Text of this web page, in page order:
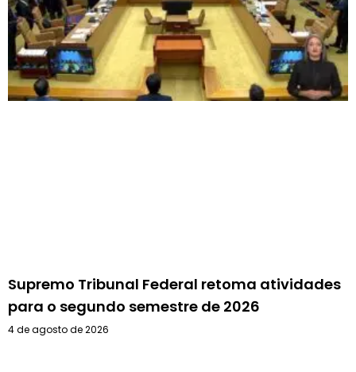
Supremo Tribunal Federal retoma atividades
para o segundo semestre de 2026
4 de agosto de 2026